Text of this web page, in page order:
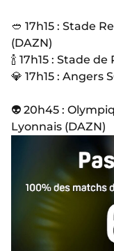
🥙 17h15 : Stade
(DAZN)
🍾 17h15 : Stade
💎 17h15 : Angers
👽 20h45 :
Lyonnais (DAZN)